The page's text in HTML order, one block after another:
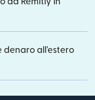
denaro all'estero